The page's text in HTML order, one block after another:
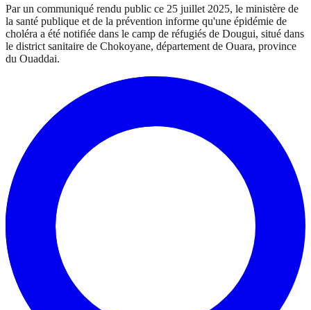
Par un communiqué rendu public ce 25 juillet 2025, le ministère de
la santé publique et de la prévention informe qu'une épidémie de
choléra a été notifiée dans le camp de réfugiés de Dougui, situé dans
le district sanitaire de Chokoyane, département de Ouara, province
du Ouaddai.